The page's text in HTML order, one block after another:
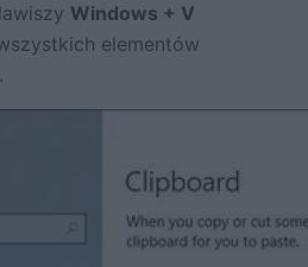
Windows + V
elementów